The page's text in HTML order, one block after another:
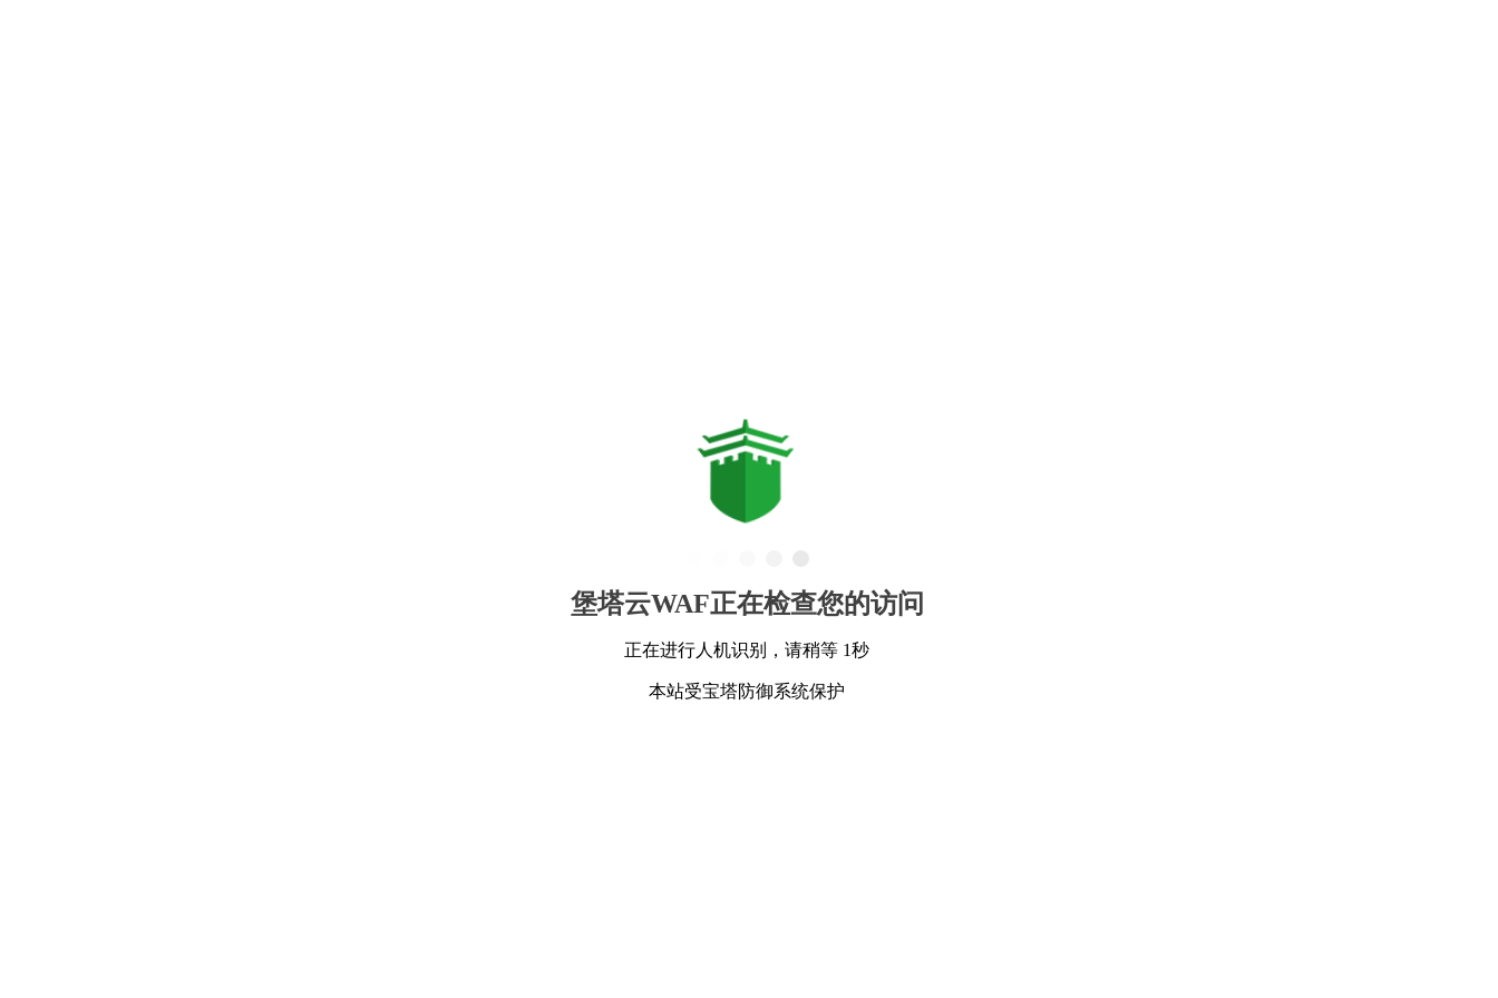
堡塔云WAF正在检查您的访问
正在进行人机识别，请稍等 1秒
本站受宝塔防御系统保护